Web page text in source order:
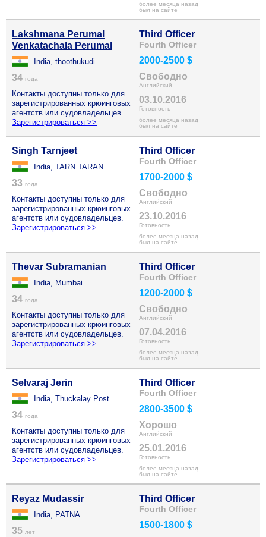
более месяца назад
был на сайте
Lakshmana Perumal
Venkatachala Perumal
India, thoothukudi
34 года
Контакты доступны только для
зарегистрированных крюинговых
агентств или судовладельцев.
Зарегистрироваться >>
Third Officer
Fourth Officer
2000-2500 $
Свободно
Английский
03.10.2016
Готовность
более месяца назад
был на сайте
Singh Tarnjeet
India, TARN TARAN
33 года
Контакты доступны только для
зарегистрированных крюинговых
агентств или судовладельцев.
Зарегистрироваться >>
Third Officer
Fourth Officer
1700-2000 $
Свободно
Английский
23.10.2016
Готовность
более месяца назад
был на сайте
Thevar Subramanian
India, Mumbai
34 года
Контакты доступны только для
зарегистрированных крюинговых
агентств или судовладельцев.
Зарегистрироваться >>
Third Officer
Fourth Officer
1200-2000 $
Свободно
Английский
07.04.2016
Готовность
более месяца назад
был на сайте
Selvaraj Jerin
India, Thuckalay Post
34 года
Контакты доступны только для
зарегистрированных крюинговых
агентств или судовладельцев.
Зарегистрироваться >>
Third Officer
Fourth Officer
2800-3500 $
Хорошо
Английский
25.01.2016
Готовность
более месяца назад
был на сайте
Reyaz Mudassir
India, PATNA
35 лет
Third Officer
Fourth Officer
1500-1800 $